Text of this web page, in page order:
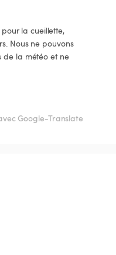
la cueillette,
Nous ne pouvons
de la météo et ne
Google-Translate